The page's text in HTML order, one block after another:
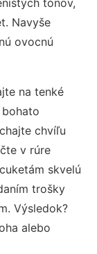
tónov,
Navyše
ovocnú
na tenké
chvíľu
v rúre
skvelú
trošky
Výsledok?
alebo